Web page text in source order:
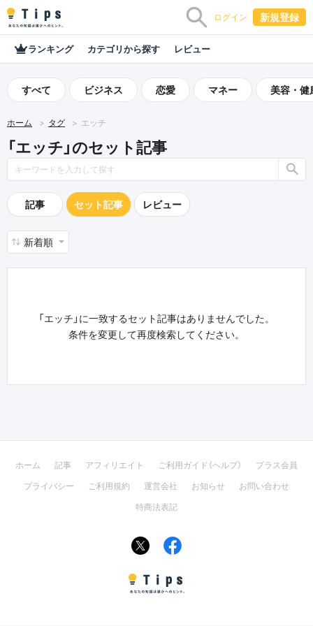
ログイン 新規登録
ランキング カテゴリから探す レビュー
すべて ビジネス 恋愛 マネー 美容・健
ホーム タグ エッチ
「エッチ」のセット記事
記事 セット記事 レビュー
新着順
「エッチ」に一致するセット記事はありませんでした。
条件を変更して再度検索してください。
ホーム 記事 アフィリエイト ご利用ガイド（ヘルプ）
プラス会員
プライバシー
ご利用規約 運営会社 お知らせ
お問い合わせ
特商法表記